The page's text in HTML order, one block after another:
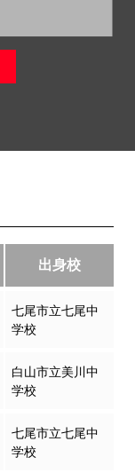
出身校
七尾市立七尾中
学校
白山市立美川中
学校
七尾市立七尾中
学校